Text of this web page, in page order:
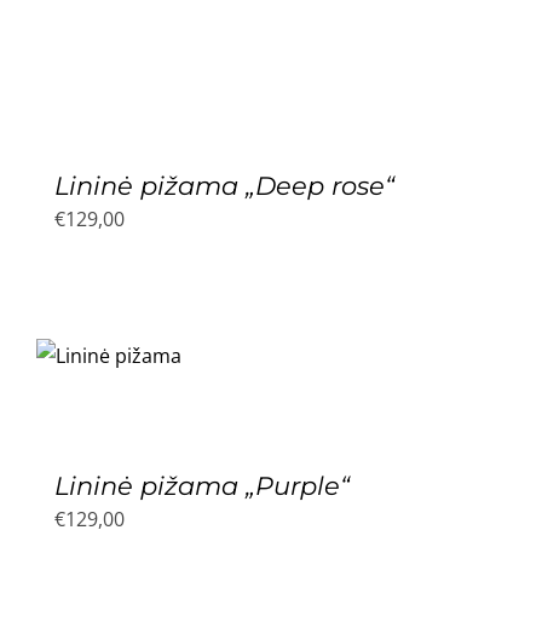
Lininė pižama „Deep rose“
€129,00
Lininė pižama „Purple“
€129,00